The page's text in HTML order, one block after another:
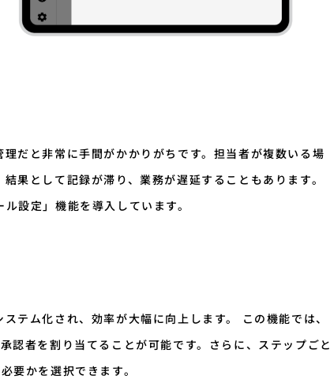
だと非常に手間がかかりがちです。担当者が複数いる場
果として記録が滞り、業務が遅延することもあります。
設定」機能を導入しています。
テム化され、効率が大幅に向上します。 この機能では、
認者を割り当てることが可能です。さらに、ステップごと
要かを選択できます。